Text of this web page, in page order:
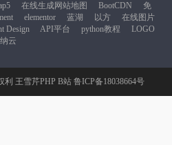
在线生成网站地图 BootCDN
免
elementor 蓝湖 以方
在线图片
Design API平台 python教程
LOGO
云
利 王雪芹PHP B站 鲁ICP备18038664号